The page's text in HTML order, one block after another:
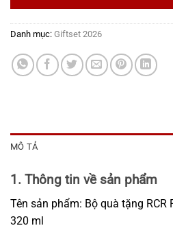
Danh mục: Giftset 2026
MÔ TẢ
1. Thông tin về sản phẩm
Tên sản phẩm: Bộ quà tặng RCR
320 ml